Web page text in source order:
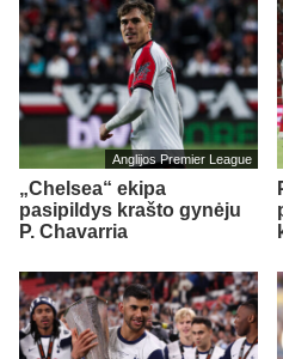
Anglijos Premier League
„Chelsea“ ekipa
pasipildys krašto gynėju
P. Chavarria